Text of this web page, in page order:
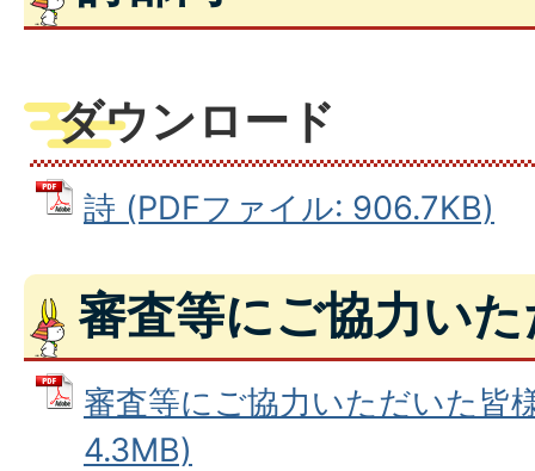
ダウンロード
詩 (PDFファイル: 906.7KB)
審査等にご協力い
審査等にご協力いただいた皆
4.3MB)